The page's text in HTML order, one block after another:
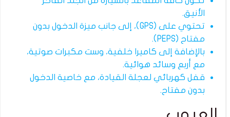
الأنيق.
تحتوي على (GPS)، إلى جانب ميزة الدخول بدون
مفتاح (PEPS).
بالإضافة إلى كاميرا خلفية، وست مكبرات صوتية،
مع أربع وسائد هوائية.
قفل كهربائي لعجلة القيادة، مع خاصية الدخول
بدون مفتاح.